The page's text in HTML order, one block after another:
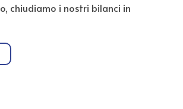
chiudiamo i nostri bilanci in